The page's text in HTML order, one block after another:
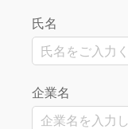
氏名
企業名